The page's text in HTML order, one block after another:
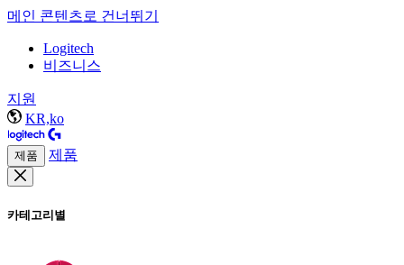
메인 콘텐츠로 건너뛰기
Logitech
비즈니스
지원
KR,ko
제품 제품
카테고리별